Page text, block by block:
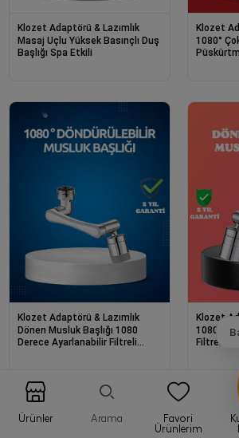
Ürünler Arama
Favori
Ürünlerim
Klozet Adaptörü & Lazımlık
Masaj Uçlu Yüksek Basınçlı Duş
Başlığı Spa Etkili
Klozet
1080°
Klozet Adaptörü & Lazımlık
Dönen Musluk Başlığı 1080
Derece Ayarlanabilir Filtreli
Klozet
1080°
Filtreli